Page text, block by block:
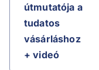
útmutatója a
tudatos
vásárláshoz
+ videó